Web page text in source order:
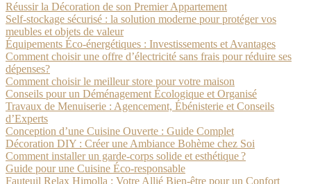
Réussir la Décoration de son Premier Appartement
Self-stockage sécurisé : la solution moderne pour protéger vos
meubles et objets de valeur
Équipements Éco-énergétiques : Investissements et Avantages
Comment choisir une offre d’électricité sans frais pour réduire ses
dépenses?
Comment choisir le meilleur store pour votre maison
Conseils pour un Déménagement Écologique et Organisé
Travaux de Menuiserie : Agencement, Ébénisterie et Conseils
d’Experts
Conception d’une Cuisine Ouverte : Guide Complet
Décoration DIY : Créer une Ambiance Bohème chez Soi
Comment installer un garde-corps solide et esthétique ?
Guide pour une Cuisine Éco-responsable
Fauteuil Relax Himolla : Votre Allié Bien-être pour un Confort